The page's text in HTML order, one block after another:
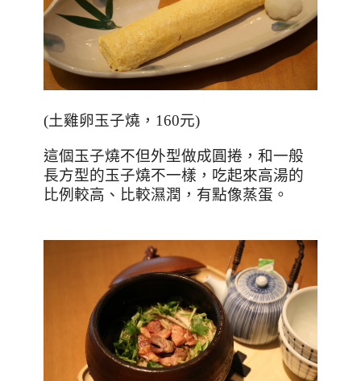
(土雞卵玉子燒， 160元)
這個玉子燒不但外型做成圓捲，和一般
長方型的玉子燒不一樣，吃起來高湯的
比例較高、比較濕潤，有點像蒸蛋。